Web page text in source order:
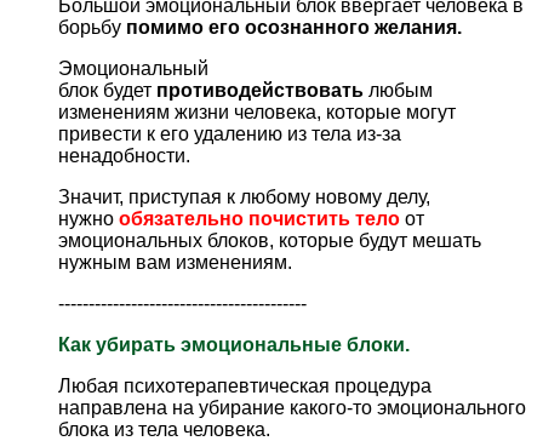
Большой эмоциональный блок ввергает человека в
борьбу помимо его осознанного желания.
Эмоциональный
блок будет противодействовать любым
изменениям жизни человека, которые могут
привести к его удалению из тела из-за
ненадобности.
Значит, приступая к любому новому делу,
нужно обязательно почистить тело от
эмоциональных блоков, которые будут мешать
нужным вам изменениям.
-----------------------------------------
Как убирать эмоциональные блоки.
Любая психотерапевтическая процедура
направлена на убирание какого-то эмоционального
блока из тела человека.